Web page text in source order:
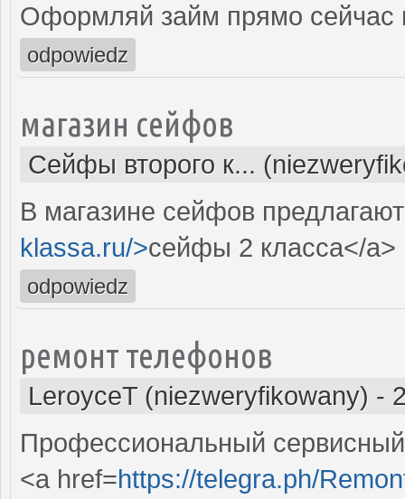
Оформляй займ прямо сейчас
odpowiedz
магазин сейфов
Сейфы второго к...
В магазине сейфов
klassa.ru/>сейфы 2 класса</a>
odpowiedz
ремонт телефонов
LeroyceT (niezweryfikowany) -
Профессиональный
<a href=https://telegra.ph/